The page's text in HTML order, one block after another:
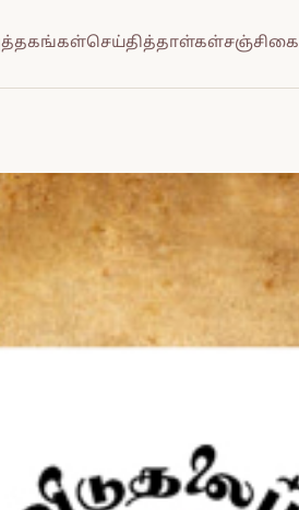
செய்தித்தாள்கள்